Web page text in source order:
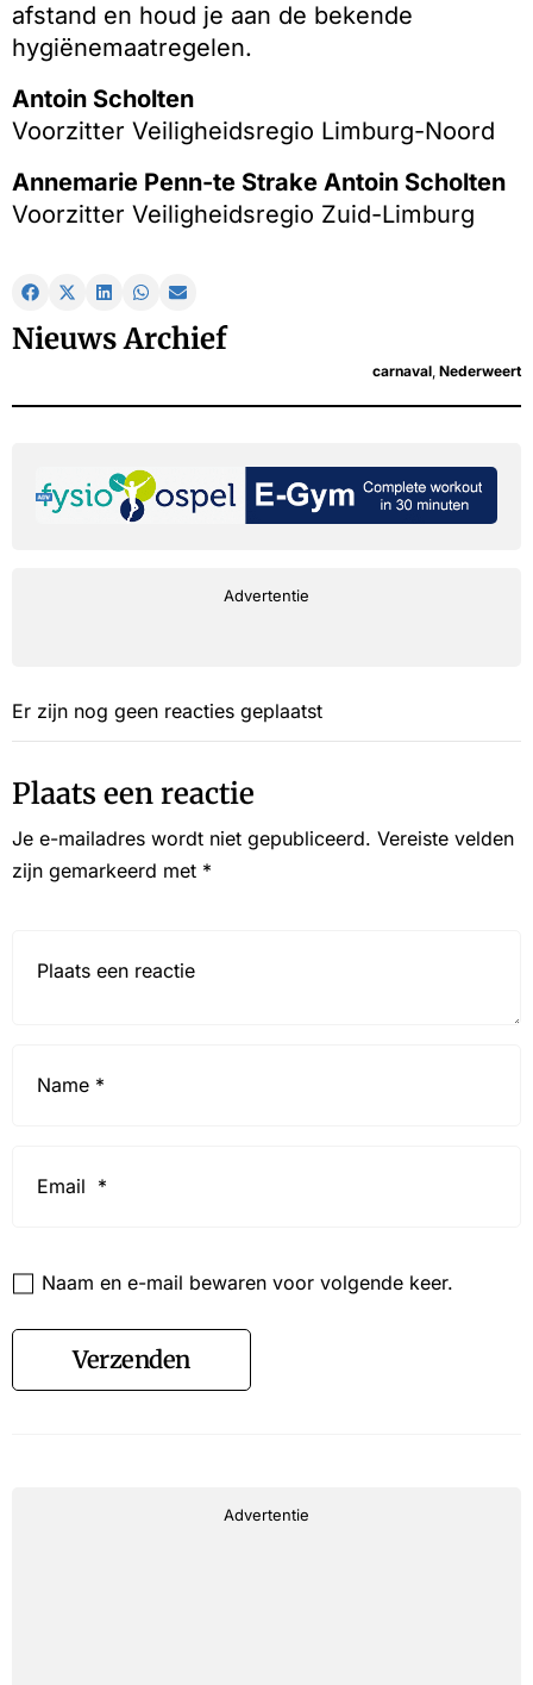
afstand en houd je aan de bekende
hygiënemaatregelen.
Antoin Scholten
Voorzitter Veiligheidsregio Limburg-Noord
Annemarie Penn-te Strake Antoin Scholten
Voorzitter Veiligheidsregio Zuid-Limburg
Nieuws Archief
carnaval, Nederweert
Advertentie
Er zijn nog geen reacties geplaatst
Plaats een reactie
Je e-mailadres wordt niet gepubliceerd. Vereiste velden
zijn gemarkeerd met *
Naam en e-mail bewaren voor volgende keer.
Verzenden
Advertentie